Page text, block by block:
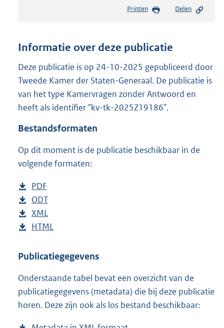
s
n
s
r
o
o
:
Printen Delen
Informatie over deze publicatie
Deze publicatie is op 24-10-2025 gepubliceerd door
Tweede Kamer der Staten-Generaal. De publicatie is
van het type Kamervragen zonder Antwoord en
heeft als identifier "kv-tk-2025Z19186".
Bestandsformaten
Op dit moment is de publicatie beschikbaar in de
volgende formaten:
D
o
w
n
o
d
p
u
PDF
e
s
t
n
s
g
r
D
o
w
l
a
d
p
ODT
s
a
d
s
g
D
o
n
o
a
d
XML
e
t
n
d
s
D
w
l
o
a
HTML
s
a
n
d
Publicatiegegevens
Onderstaande tabel bevat een overzicht van de
publicatiegegevens (metadata) die bij deze publicatie
horen. Deze zijn ook als los bestand beschikbaar: